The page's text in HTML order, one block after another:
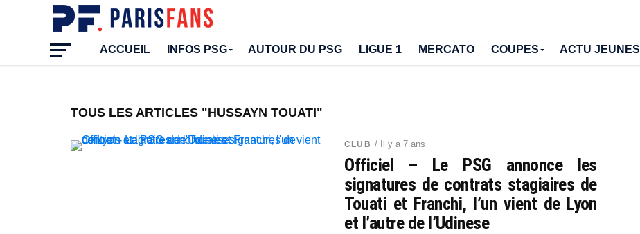
ACCUEIL INFOS PSG AUTOUR DU PSG LIGUE 1 MERCATO COUPES ACTU JEUNES
TOUS LES ARTICLES "HUSSAYN TOUATI"
CLUB / Il y a 7 ans
Officiel – Le PSG annonce les
signatures de contrats stagiaires de
Touati et Franchi, l’un vient de Lyon
et l’autre de l’Udinese